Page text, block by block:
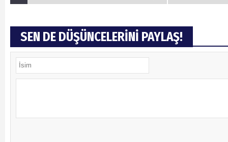
SEN DE DÜŞÜNCELERİNİ PAYLAŞ!